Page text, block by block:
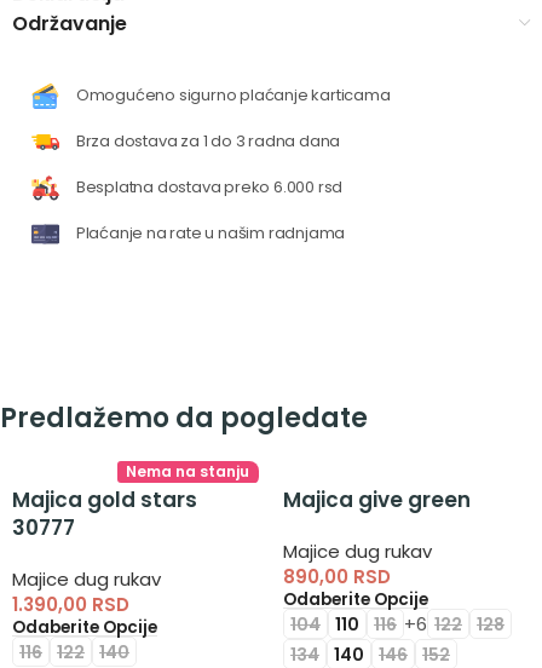
Održavanje
Omogućeno sigurno plaćanje karticama
Brza dostava za 1 do 3 radna dana
Besplatna dostava preko 6.000 rsd
Plaćanje na rate u našim radnjama
Predlažemo da pogledate
Nema na stanju
Majica gold stars
30777
Majice dug rukav
1.390,00 RSD
Odaberite Opcije
116 122 140
Majica give green
Majice dug rukav
890,00 RSD
Odaberite Opcije
104 110 116 +6 122 128
134 140 146 152